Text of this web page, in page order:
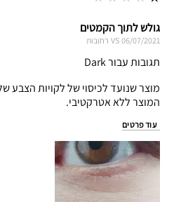
גולש לתוך הקמטים
06/07/2021
VS רחובות
תגובות עבור Dark
המוצר ללא אטרקטיבי.
עוד פרטים